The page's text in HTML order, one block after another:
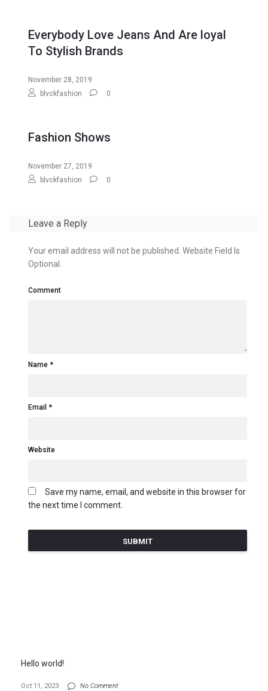
Everybody Love Jeans And Are loyal
To Stylish Brands
November 28, 2019
blvckfashion
0
Fashion Shows
November 27, 2019
blvckfashion
0
Leave a Reply
Your email address will not be published. Website Field Is
Optional.
Comment
Name
Email
Website
Save my name, email, and website in this browser for
the next time I comment.
Hello world!
Oct 11, 2023 No Comment